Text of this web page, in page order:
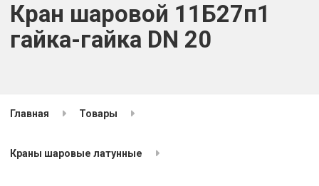
Кран шаровой 11Б27п1
гайка-гайка DN 20
Главная Товары
Краны шаровые латунные